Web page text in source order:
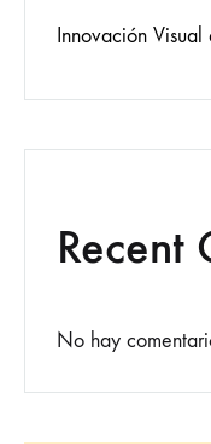
Innovación
Recent
No hay